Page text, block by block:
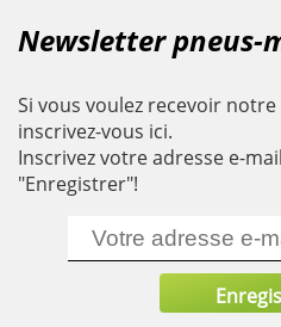
Newsletter pneus-
Si vous voulez recevoir
inscrivez-vous ici.
Inscrivez votre adresse e-
"Enregistrer"!